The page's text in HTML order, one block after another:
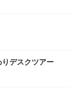
デスクツアー